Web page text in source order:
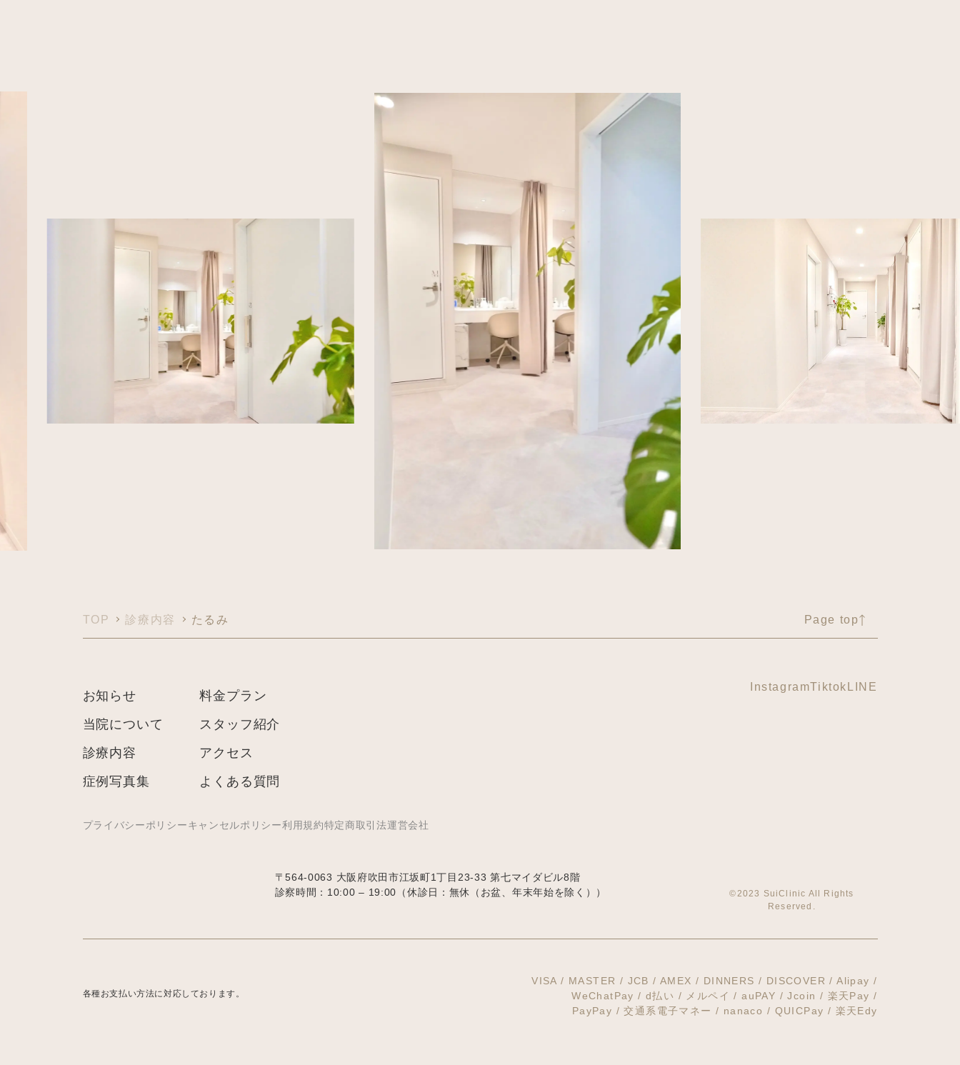
TOP 診療内容 たるみ Page top
お知らせ
当院について
診療内容
症例写真集
料金プラン
スタッフ紹介
アクセス
よくある質問
InstagramTiktok LINE
〒564-0063 大阪府吹田市江坂町1丁目23‐33第七マイダビル8階
診察時間：10:00 – 19:00 （休診日：無休（お盆、年末年始を除く））
©2023 SuiClinic All Rights
Reserved.
プライバシーポリシーキャンセルポリシー利用規約特定商取引法運営会社
各種お支払い方法に対応しております。
VISA / MASTER / JCB / AMEX / DINNERS / DISCOVER / Alipay /
WeChatPay / d払い / メルペイ /auPAY / Jcoin / 楽天Pay /
PayPay / 交通系電子マネー / nanaco / QUICPay / 楽天Edy